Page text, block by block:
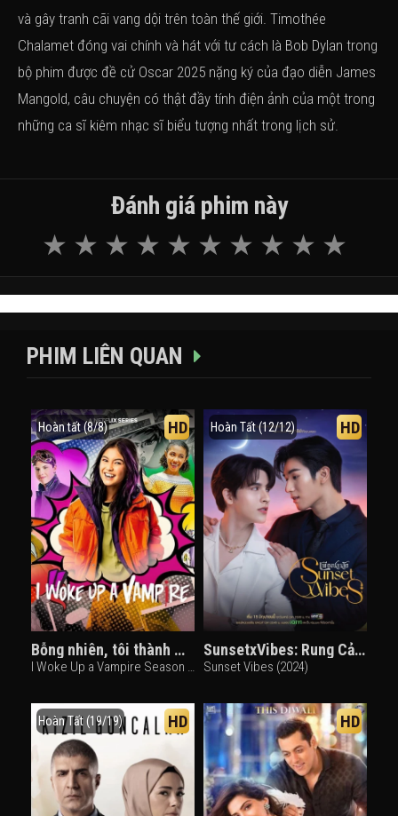
và gây tranh cãi vang dội trên toàn thế giới. Timothée
Chalamet đóng vai chính và hát với tư cách là Bob Dylan trong
bộ phim được đề cử Oscar 2025 nặng ký của đạo diễn James
Mangold, câu chuyện có thật đầy tính điện ảnh của một trong
những ca sĩ kiêm nhạc sĩ biểu tượng nhất trong lịch sử.
Đánh giá phim này
PHIM LIÊN QUAN
Hoàn tất (8/8) HD
Bỗng nhiên, tôi thành ma cà rồng (Phần 2)
I Woke Up a Vampire Season 2 (2024)
Hoàn Tất (12/12) HD
SunsetxVibes: Rung Cảm Hoàng Hôn
Sunset Vibes (2024)
Hoàn Tất (19/19) HD HD